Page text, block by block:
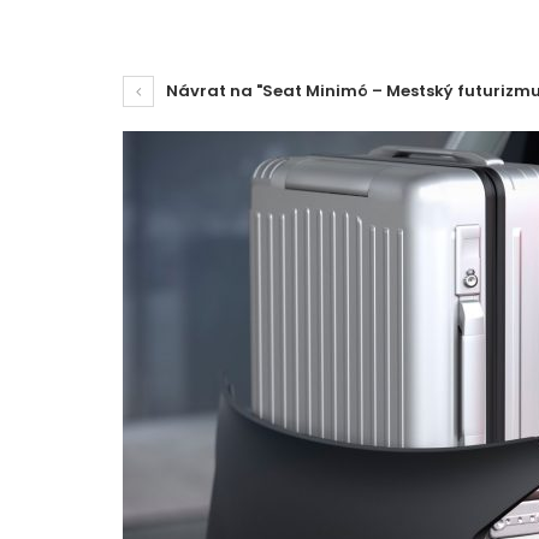
Návrat na "Seat Minimó – Mestský